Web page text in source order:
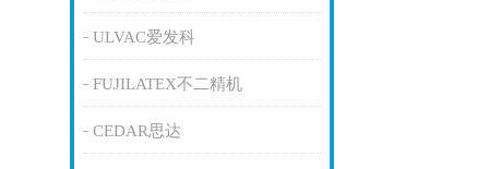
ULVAC爱发科
FUJILATEX不二精机
CEDAR思达